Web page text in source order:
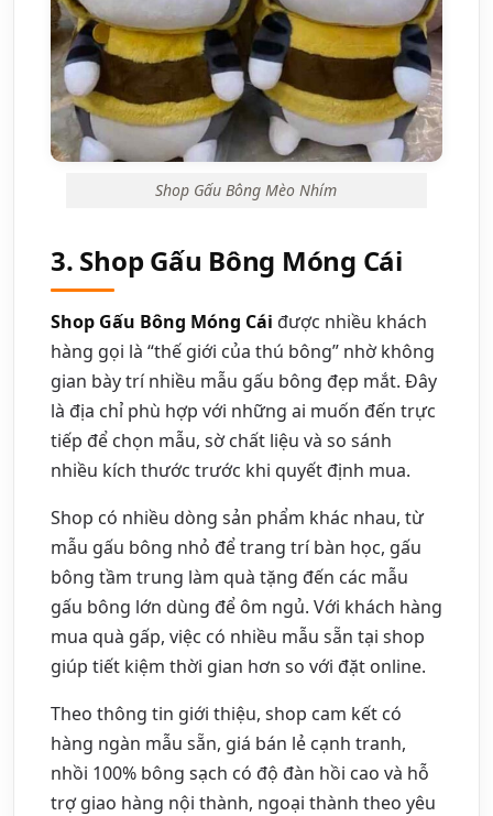
Shop Gấu Bông Mèo Nhím
3. Shop Gấu Bông Móng Cái
Shop Gấu Bông Móng Cái được nhiều khách
hàng gọi là “thế giới của thú bông” nhờ không
gian bày trí nhiều mẫu gấu bông đẹp mắt. Đây
là địa chỉ phù hợp với những ai muốn đến trực
tiếp để chọn mẫu, sờ chất liệu và so sánh
nhiều kích thước trước khi quyết định mua.
Shop có nhiều dòng sản phẩm khác nhau, từ
mẫu gấu bông nhỏ để trang trí bàn học, gấu
bông tầm trung làm quà tặng đến các mẫu
gấu bông lớn dùng để ôm ngủ. Với khách hàng
mua quà gấp, việc có nhiều mẫu sẵn tại shop
giúp tiết kiệm thời gian hơn so với đặt online.
Theo thông tin giới thiệu, shop cam kết có
hàng ngàn mẫu sẵn, giá bán lẻ cạnh tranh,
nhồi 100% bông sạch có độ đàn hồi cao và hỗ
trợ giao hàng nội thành, ngoại thành theo yêu